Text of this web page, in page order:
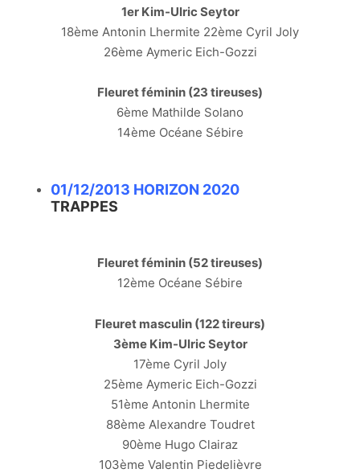
1er Kim-Ulric Seytor
18ème Antonin Lhermite 22ème Cyril Joly
26ème Aymeric Eich-Gozzi
Fleuret féminin (23 tireuses)
6ème Mathilde Solano
14ème Océane Sébire
01/12/2013 HORIZON 2020
TRAPPES
Fleuret féminin (52 tireuses)
12ème Océane Sébire
Fleuret masculin (122 tireurs)
3ème Kim-Ulric Seytor
17ème Cyril Joly
25ème Aymeric Eich-Gozzi
51ème Antonin Lhermite
88ème Alexandre Toudret
90ème Hugo Clairaz
103ème Valentin Piedelièvre